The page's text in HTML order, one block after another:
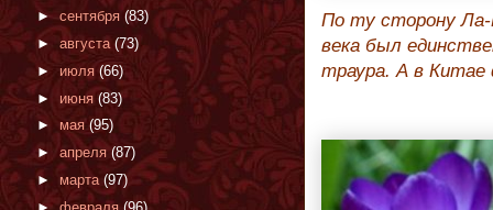
По ту сторону
века был
траура. А в
► сентября (83)
► августа (73)
► июля (66)
► июня (83)
► мая (95)
► апреля (87)
► марта (97)
►февраля (96)